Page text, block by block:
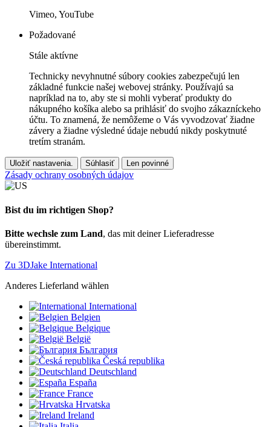
Vimeo, YouTube
Požadované
Stále aktívne
Technicky nevyhnutné súbory cookies zabezpečujú len
základné funkcie našej webovej stránky. Používajú sa
napríklad na to, aby ste si mohli vyberať produkty do
nákupného košíka alebo sa prihlásiť do svojho zákazníckeho
účtu. To znamená, že nemôžeme o Vás vyvodzovať žiadne
závery a žiadne výsledné údaje nebudú nikdy poskytnuté
tretím stranám.
Uložiť nastavenia. Súhlasiť Len povinné
Zásady ochrany osobných údajov
Bist du im richtigen Shop?
Bitte wechsle zum Land, das mit deiner Lieferadresse
übereinstimmt.
Zu 3DJake International
Anderes Lieferland wählen
International
Belgien
Belgique
België
България
Česká republika
Deutschland
España
France
Hrvatska
Ireland